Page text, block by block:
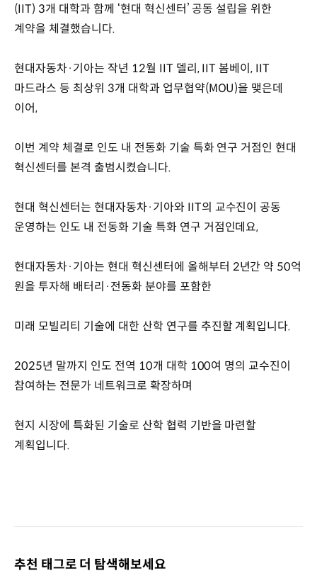
(IIT) 3개 대학과 함께 ‘현대 혁신센터’ 공동 설립을 위한
계약을 체결했습니다.
현대자동차·기아는 작년 12월 IIT 델리, IIT 봄베이, IIT
마드라스 등 최상위 3개 대학과 업무협약(MOU)을 맺은데
이어,
이번 계약 체결로 인도 내 전동화 기술 특화 연구 거점인 현대
혁신센터를 본격 출범시켰습니다.
현대 혁신센터는 현대자동차·기아와 IIT의 교수진이 공동
운영하는 인도 내 전동화 기술 특화 연구 거점인데요,
현대자동차·기아는 현대 혁신센터에 올해부터 2년간 약 50억
원을 투자해 배터리·전동화 분야를 포함한
미래 모빌리티 기술에 대한 산학 연구를 추진할 계획입니다.
2025년 말까지 인도 전역 10개 대학 100여 명의 교수진이
참여하는 전문가 네트워크로 확장하며
현지 시장에 특화된 기술로 산학 협력 기반을 마련할
계획입니다.
추천 태그로 더 탐색해보세요